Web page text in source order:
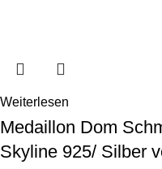
Weiterlesen
Medaillon Dom
Skyline 925/ Silber